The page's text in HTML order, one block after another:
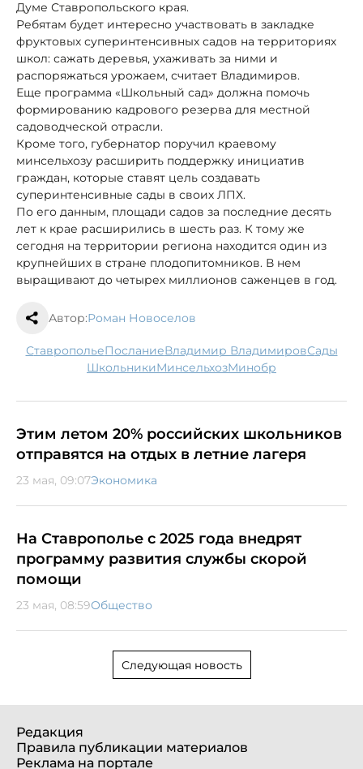
Думе Ставропольского края.
Ребятам будет интересно участвовать в закладке
фруктовых суперинтенсивных садов на территориях
школ: сажать деревья, ухаживать за ними и
распоряжаться урожаем, считает Владимиров.
Еще программа «Школьный сад» должна помочь
формированию кадрового резерва для местной
садоводческой отрасли.
Кроме того, губернатор поручил краевому
минсельхозу расширить поддержку инициатив
граждан, которые ставят цель создавать
суперинтенсивные сады в своих ЛПХ.
По его данным, площади садов за последние десять
лет к крае расширились в шесть раз. К тому же
сегодня на территории региона находится один из
крупнейших в стране плодопитомников. В нем
выращивают до четырех миллионов саженцев в год.
Автор:Роман Новоселов
Ставрополье послание Владимир Владимиров сады
школьники
минсельхоз минобр
Этим летом 20% российских школьников
отправятся на отдых в летние лагеря
23 мая, 09:07Экономика
На Ставрополье с 2025 года внедрят
программу развития службы скорой
помощи
23 мая, 08:59Общество
Следующая новость
Редакция
Правила публикации материалов
Реклама на портале